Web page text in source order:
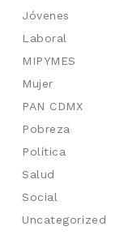
Jóvenes
Laboral
MIPYMES
Mujer
PAN CDMX
Pobreza
Política
Salud
Social
Uncategorized